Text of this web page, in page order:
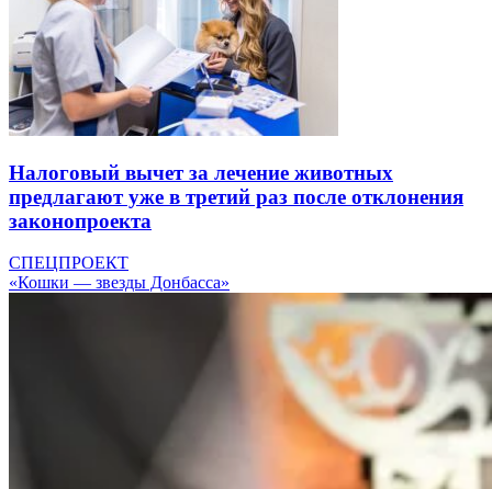
Налоговый вычет за лечение животных
предлагают уже в третий раз после отклонения
законопроекта
СПЕЦПРОЕКТ
«Кошки — звезды Донбасса»